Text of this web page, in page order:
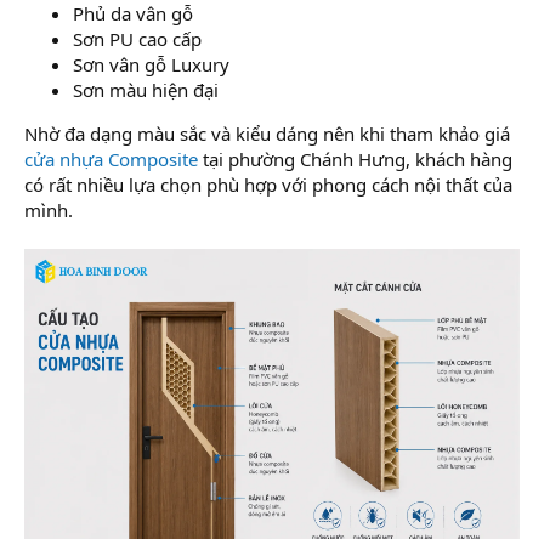
Phủ da vân gỗ
Sơn PU cao cấp
Sơn vân gỗ Luxury
Sơn màu hiện đại
Nhờ đa dạng màu sắc và kiểu dáng nên khi tham khảo giá
cửa nhựa Composite tại phường Chánh Hưng, khách hàng
có rất nhiều lựa chọn phù hợp với phong cách nội thất của
mình.